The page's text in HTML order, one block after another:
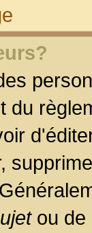
du
ou de